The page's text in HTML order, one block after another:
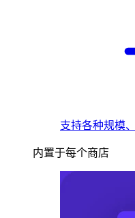
支持各种规模
内置于每个商店